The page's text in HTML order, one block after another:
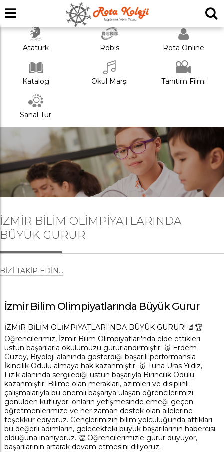
Atatürk Robis Rota Online
Katalog Okul Marşı Tanıtım Filmi
Sanal Tur
İZMIR BILIM OLIMPIYATLARINDA
BÜYÜK GURUR
BIZI TAKIP EDIN...
İzmir Bilim Olimpiyatlarında Büyük Gurur
İZMİR BİLİM OLİMPİYATLARI'NDA BÜYÜK GURUR! 🔬🏆
Öğrencilerimiz, İzmir Bilim Olimpiyatları'nda elde ettikleri
üstün başarılarla okulumuzu gururlandırmıştır. 🥈 Erdem
Güzey, Biyoloji alanında gösterdiği başarılı performansla
İkincilik Ödülü almaya hak kazanmıştır. 🥇 Tuna Uras Yıldız,
Fizik alanında sergilediği üstün başarıyla Birincilik Ödülü
kazanmıştır. Bilime olan merakları, azimleri ve disiplinli
çalışmalarıyla bu önemli başarıya ulaşan öğrencilerimizi
gönülden kutluyor; onların yetişmesinde emeği geçen
öğretmenlerimize ve her zaman destek olan ailelerine
teşekkür ediyoruz. Gençlerimizin bilim yolculuğunda attıkları
bu değerli adımların, gelecekteki büyük başarılarının habercisi
olduğuna inanıyoruz. 👏 Öğrencilerimizle gurur duyuyor,
başarılarının artarak devam etmesini diliyoruz.